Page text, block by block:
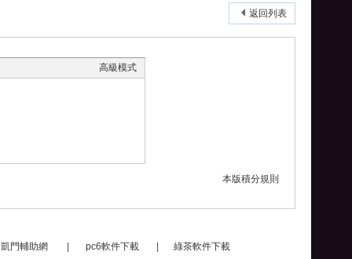
返回列表
高級模式
本版積分規則
凱門輔助網 pc6軟件下載
綠茶軟件下載